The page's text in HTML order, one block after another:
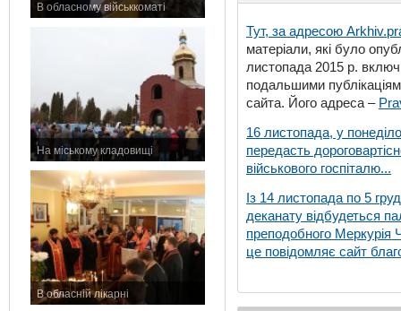
В обласному військкоматі
На міському кладовищі
В обласній лікарні
Тут, за адресою
матеріали, які було
листопада 2015 р.
подальшими
сайта. Його адреса –
16 листопада, у
передасть
військового госпіталю...
Із 14 листопада по 5
деканату відбудеться
преподобного Меркурія
це повідомляє сайт